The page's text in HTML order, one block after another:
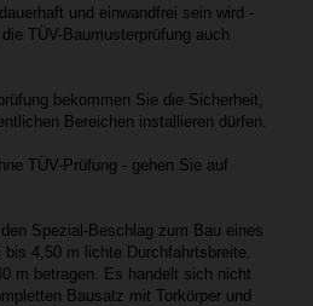
und einwandfrei sein wird -
TÜV-Baumusterprüfung auch
bekommen Sie die Sicherheit,
Bereichen installieren dürfen.
TÜV-Prüfung - gehen Sie auf
Spezial-Beschlag zum Bau eines
4,50 m lichte Durchfahrtsbreite.
m betragen. Es handelt sich nicht
Bausatz mit Torkörper und